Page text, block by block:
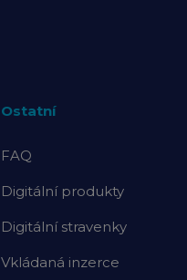
Ostatní
FAQ
Digitální produkty
Digitální stravenky
Vkládaná inzerce